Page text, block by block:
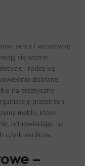
serce i wizytówkę
się ważne
i rodzą się
dobrane
na estetyczny
przestrzeni
meble, które
odpowiadając na
użytkowników.
–